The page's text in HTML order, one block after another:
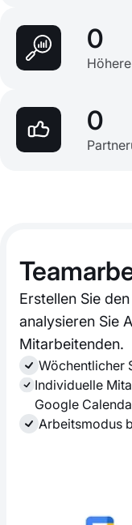
0
0
Erstellen Sie
analysieren Sie
Mitarbeitenden.
Wöchentlicher
Individuelle
Google
Arbeitsmodus